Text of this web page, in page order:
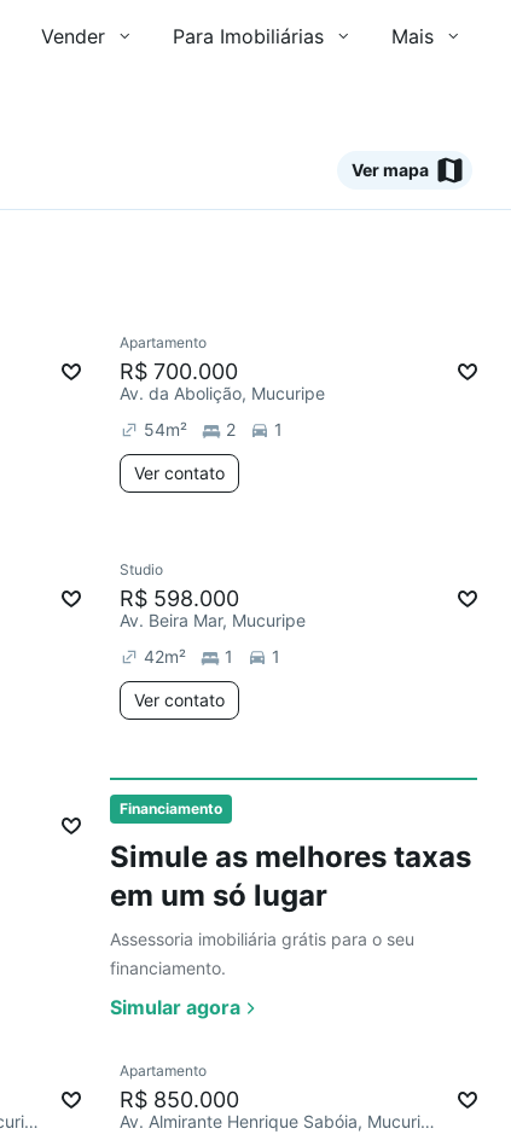
Vender Para Imobiliárias Mais
Ver mapa
Financiamento
Simule as melhores taxas
em um só lugar
Assessoria imobiliária grátis para o seu
financiamento.
Simular agora
Apartamento
R$ 700.000
Av. da Abolição, Mucuripe
54m² 2 1
Ver contato
Studio
R$ 598.000
Av. Beira Mar, Mucuripe
42m² 1 1
Ver contato
Ver
Av. Almirante Henrique Sabóia, Mucuripe
Apartamento
R$ 850.000
Av. Almirante Henrique Sabóia, Mucuripe